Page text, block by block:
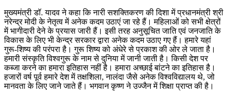
मुख्यमंत्री डॉ. यादव ने कहा कि नारी सशक्तिकरण की दिशा में प्रधानमंत्री श्री
नरेन्द्र मोदी के नेतृत्व में अनेक कदम उठाएं जा रहे हैं। महिलाओं को सभी क्षेत्रों
में भागीदारी देने के प्रयास जारी हैं। इसी तरह अनुसूचित जाति एवं जनजाति के
विकास के लिए भी केन्द्र सरकार द्वारा अनेक कदम उठाए गए हैं। हमारे यहां
गुरू-शिष्य की परंपरा है। गुरू शिष्य को अंधेरे से प्रकाश की ओर ले जाता है।
हमारी संस्कृति विश्वगुरू के नाम से दुनिया में जानी जाती है। किसी देश पर
कब्जा करने का हमारा इतिहास नहीं है। हमारा अच्छाई बांटने का इतिहास है।
हजारों वर्ष पूर्व हमारे देश में तक्षशिला, नालंदा जैसे अनेक विश्वविद्यालय थे, जो
मानवता के लिए जाने जाते हैं। भगवान कृष्ण ने उज्जैन में शिक्षा प्राप्त की है।